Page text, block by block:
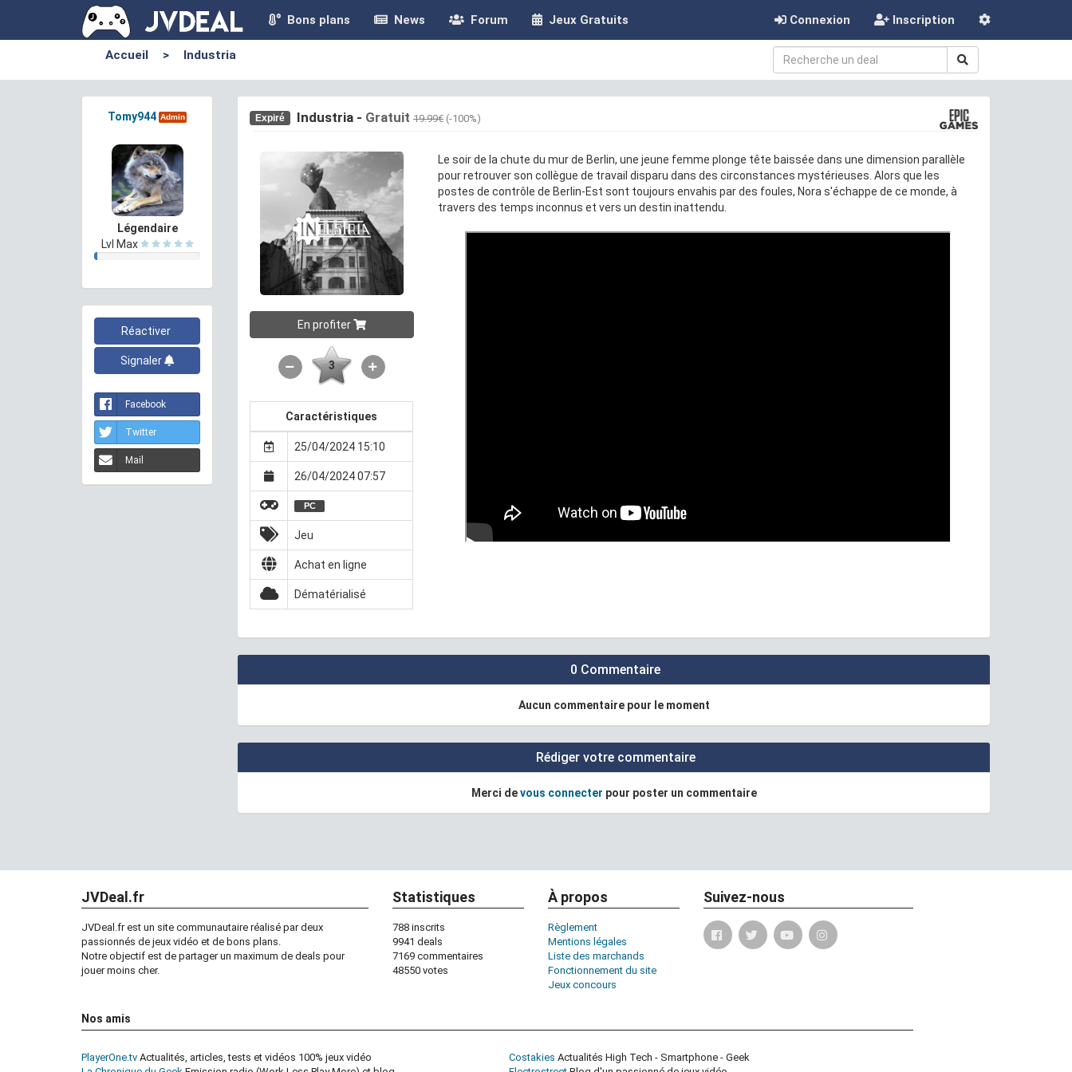
Bons plans News Forum Jeux Gratuits Connexion Inscription
Accueil > Industria
Expiré Industria - Gratuit 19.99€ (-100%)
En profiter
3
Caractéristiques
25/04/2024 15:10
26/04/2024 07:57
PC
Jeu
Achat en ligne
Dématérialisé
Le soir de la chute du mur de Berlin, une jeune femme plonge tête baissée dans une dimension parallèle
pour retrouver son collègue de travail disparu dans des circonstances mystérieuses. Alors que les
postes de contrôle de Berlin-Est sont toujours envahis par des foules, Nora s'échappe de ce monde, à
travers des temps inconnus et vers un destin inattendu.
Tomy944 Admin
Légendaire
Lvl Max
Réactiver
Signaler
Facebook
Twitter
Mail
0 Commentaire
Aucun commentaire pour le moment
Rédiger votre commentaire
Merci devous connecter pour poster un commentaire
JVDeal.fr
JVDeal.fr est un site communautaire réalisé par deux
passionnés de jeux vidéo et de bons plans.
Notre objectif est de partager un maximum de deals pour
jouer moins cher.
Statistiques
788 inscrits
9941 deals
7169 commentaires
48550 votes
À propos
Règlement
Mentions légales
Liste des marchands
Fonctionnement du site
Jeux concours
Suivez-nous
Nos amis
PlayerOne.tv Actualités, articles, tests et vidéos 100% jeux vidéo
Costakies Actualités High Tech - Smartphone - Geek